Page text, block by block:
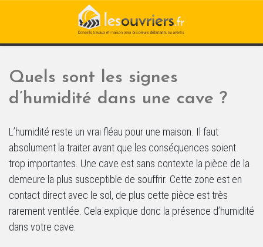
Quels sont les signes
d’humidité dans une cave ?
L’humidité reste un vrai fléau pour une maison. Il faut
absolument la traiter avant que les conséquences soient
trop importantes. Une cave est sans contexte la pièce de la
demeure la plus susceptible de souffrir. Cette zone est en
contact direct avec le sol, de plus cette pièce est très
rarement ventilée. Cela explique donc la présence d’humidité
dans votre cave.